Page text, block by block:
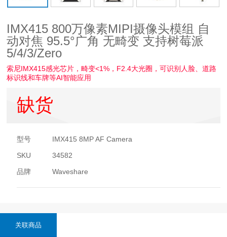
IMX415 800万像素MIPI摄像头模组 自
动对焦 95.5°广角 无畸变 支持树莓派
5/4/3/Zero
索尼IMX415感光芯片，畸变<1%，F2.4大光圈，可识别人脸、道路
标识线和车牌等AI智能应用
缺货
型号
IMX415 8MP AF Camera
SKU
34582
品牌
Waveshare
关联商品